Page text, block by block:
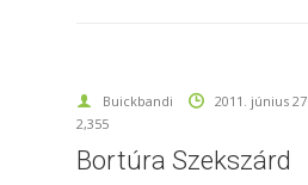
Buickbandi 2011. június 27.
2,355
Bortúra Szekszárd